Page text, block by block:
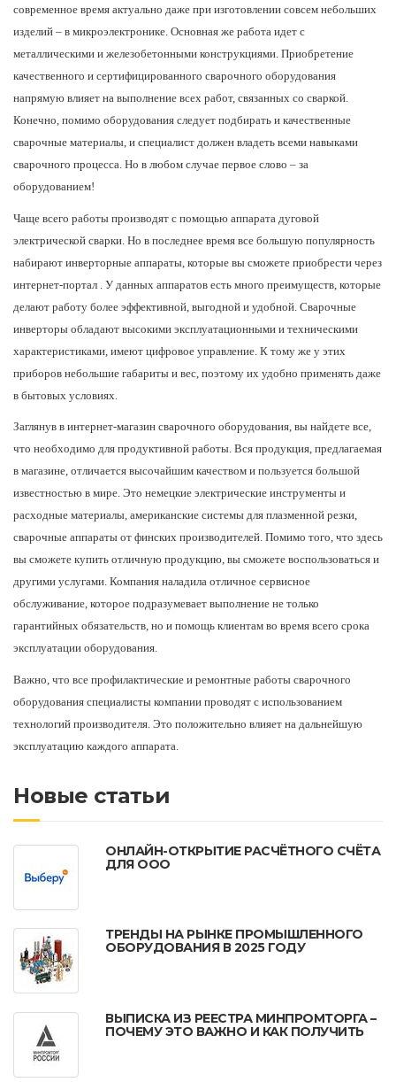
современное время актуально даже при изготовлении совсем небольших
изделий – в микроэлектронике. Основная же работа идет с
металлическими и железобетонными конструкциями. Приобретение
качественного и сертифицированного сварочного оборудования
напрямую влияет на выполнение всех работ, связанных со сваркой.
Конечно, помимо оборудования следует подбирать и качественные
сварочные материалы, и специалист должен владеть всеми навыками
сварочного процесса. Но в любом случае первое слово – за
оборудованием!
Чаще всего работы производят с помощью аппарата дуговой
электрической сварки. Но в последнее время все большую популярность
набирают инверторные аппараты, которые вы сможете приобрести через
интернет-портал . У данных аппаратов есть много преимуществ, которые
делают работу более эффективной, выгодной и удобной. Сварочные
инверторы обладают высокими эксплуатационными и техническими
характеристиками, имеют цифровое управление. К тому же у этих
приборов небольшие габариты и вес, поэтому их удобно применять даже
в бытовых условиях.
Заглянув в интернет-магазин сварочного оборудования, вы найдете все,
что необходимо для продуктивной работы. Вся продукция, предлагаемая
в магазине, отличается высочайшим качеством и пользуется большой
известностью в мире. Это немецкие электрические инструменты и
расходные материалы, американские системы для плазменной резки,
сварочные аппараты от финских производителей. Помимо того, что здесь
вы сможете купить отличную продукцию, вы сможете воспользоваться и
другими услугами. Компания наладила отличное сервисное
обслуживание, которое подразумевает выполнение не только
гарантийных обязательств, но и помощь клиентам во время всего срока
эксплуатации оборудования.
Важно, что все профилактические и ремонтные работы сварочного
оборудования специалисты компании проводят с использованием
технологий производителя. Это положительно влияет на дальнейшую
эксплуатацию каждого аппарата.
Новые статьи
ОНЛАЙН-ОТКРЫТИЕ РАСЧЁТНОГО СЧЁТА
ДЛЯ ООО
ТРЕНДЫ НА РЫНКЕ ПРОМЫШЛЕННОГО
ОБОРУДОВАНИЯ В 2025 ГОДУ
ВЫПИСКА ИЗ РЕЕСТРА МИНПРОМТОРГА –
ПОЧЕМУ ЭТО ВАЖНО И КАК ПОЛУЧИТЬ